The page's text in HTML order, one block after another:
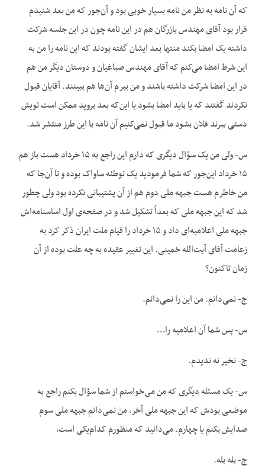
که آن نامه به نظر من نامه بسیار خوبی بود و آن‌جور که من بعد شنیدم
قرار بود آقای مهندس بازرگان هم در این نامه چون در این جلسه شرکت
داشته یک امضا بکند منتها بعد ایشان گفته بودند که این نامه را من به
این شرط امضا می‌کنم که آقای مهندس صباغیان و دوستان دیگر من هم
در این امضا شرکت داشته باشند و من ببرم آن‌ها هم ببینند. آقایان قبول
نکردند گفتند که یا باید امضا بشود یا این‌که بعد بروید ممکن است تویش
دستی ببرند فلان بشود ما قبول نمی‌کنیم آن نامه با این طرز منتشر شد.
س- ولی من یک سؤال دیگری که دارم این راجع به ۱۵ خرداد هست باز هم
۱۵ خرداد این‌جور که شما فرمودید یک توطئه ساواک بوده و تا آن‌جا که
من خاطرم هست جبهه ملی دوم هم از آن پشتیبانی نکرده بود ولی چطور
شد که این جبهه ملی که بعداً تشکیل شد و در صفحه‌ی اول اساسنامه‌اش
جبهه ملی اعلامیه‌ای داد و ۱۵ خرداد را قیام ملت ایران ذکر کرد به
زعامت آقای آیت‌الله خمینی. این تغییر عقیده به چه علت بوده از آن
زمان تاکنون؟
ج- نمی‌دانم. من این را نمی‌دانم.
س- پس شما آن اعلامیه را…
ج- نخیر نه‌ ندیدم.
س- یک مسئله دیگری که من می‌خواستم از شما سؤال بکنم راجع به
موضعی بودش که این جبهه ملی آخر، من نمی‌دانم جبهه ملی سوم
صدایش بکنم یا چهارم. می‌دانید که منظورم کدام‌یکی است،
ج- بله بله.